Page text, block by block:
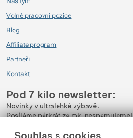
Souhlas s cookies
Volné pracovní pozice
Blog
Affiliate program
Partneři
Kontakt
Pod 7 kilo newsletter:
Novinky v ultralehké výbavě.
Posíláme párkrát za rok, nespamujeme!